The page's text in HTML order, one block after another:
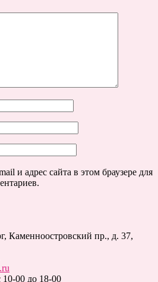
и адрес сайта в этом браузере для
Каменноостровский пр., д. 37,
10-00 до 18-00